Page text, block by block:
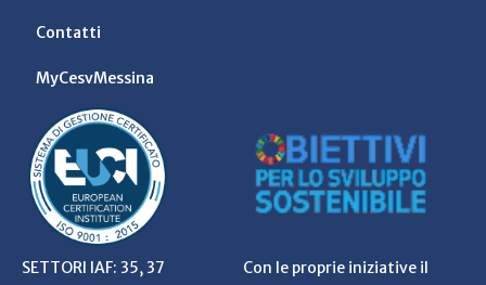
Contatti
MyCesvMessina
SETTORI IAF: 35, 37 Con le proprie iniziative il